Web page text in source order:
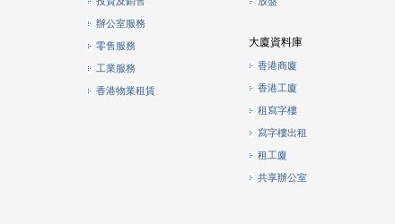
辦公室服務
零售服務
工業服務
香港物業租賃
大廈資料庫
香港商廈
香港工廈
租寫字樓
寫字樓出租
租工廈
共享辦公室